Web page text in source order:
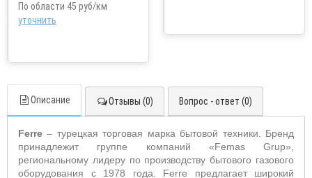
По области 45 руб/км
уточнить
Описание Отзывы (0) Вопрос - ответ (0)
Ferre – турецкая торговая марка бытовой техники. Бренд
принадлежит группе компаний «Femas Grup»,
региональному лидеру по производству бытового газового
оборудования с 1978 года. Ferre предлагает широкий